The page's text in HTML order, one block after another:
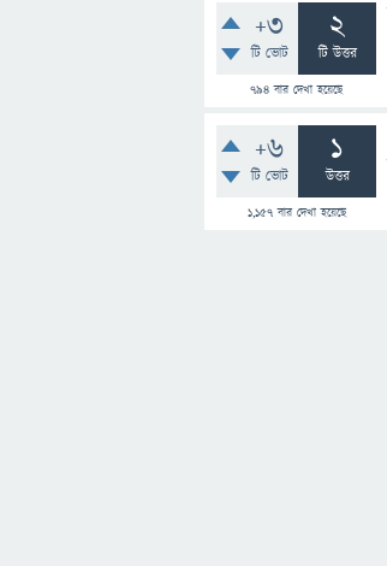
+3
টি ভোট
2
টি উত্তর
794 বার দেখা হয়েছে
+6
টি ভোট
1
উত্তর
1,157বার দেখা হয়েছে